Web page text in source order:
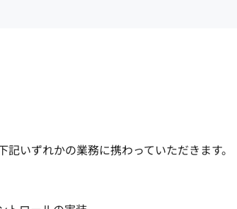
いずれかの業務に携わっていただきます。